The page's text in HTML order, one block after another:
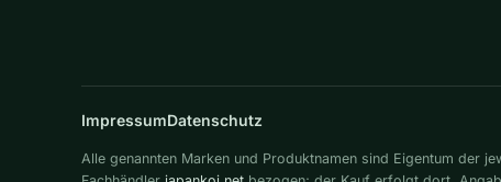
ImpressumDatenschutz
Alle genannten Marken und Produktnamen sind Eigentum der